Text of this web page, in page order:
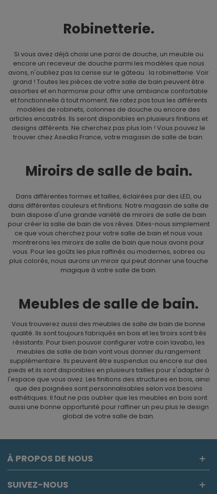
Robinetterie.
Si vous avez déjà choisi une paroi de douche, un meuble ou
encore un receveur de douche parmi les modèles que nous
avons, n'oubliez pas la cerise sur le gâteau : la robinetterie. Voir
grand ! Toutes les pièces de votre salle de bain peuvent être
assorties et en harmonie pour offrir une ambiance confortable
et fonctionnelle à tout moment. Ne ratez pas tous les différents
modèles de robinets, colonnes de douche ou encore des
articles encastrés. Ils seront disponibles en plusieurs finitions et
designs différents. Ne cherchez pas plus loin ! Vous pouvez le
trouver chez Asealia France, votre magasin de salle de bain.
Miroirs de salle de bain.
Dans différentes formes et tailles, éclairées par des LED, ou
dans différentes couleurs et finitions. Notre magasin de salle de
bain dispose d'une grande variété de miroirs de salle de bain
pour créer la salle de bain de vos rêves. Dites-nous simplement
ce que vous cherchez pour votre salle de bain et nous vous
montrerons les miroirs de salle de bain que nous avons pour
vous. Pour les goûts les plus raffinés ou modernes, sobres ou
plus colorés, nous aurons un miroir qui peut donner une touche
magique à votre salle de bain.
Meubles de salle de bain.
Vous trouverez aussi des meubles de salle de bain de bonne
qualité. Ils sont toujours fabriqués en bois et les tiroirs sont très
résistants. Pour bien pouvoir configurer votre coin lavabo, les
meubles de salle de bain vont vous donner du rangement
supplémentaire. Ils peuvent être suspendus ou encore sur des
pieds et ils sont disponibles en plusieurs tailles pour s'adapter à
l'espace que vous avez. Les finitions des structures en bois, ainsi
que des poignées sont personnalisables selon vos besoins
esthétiques. Il faut ne pas oublier que les meubles en bois sont
aussi une bonne opportunité pour raffiner un peu plus le design
global de votre salle de bain.
À PROPOS DE NOUS
SUIVEZ-NOUS